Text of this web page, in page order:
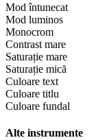
Mod întunecat
Mod luminos
Monocrom
Contrast mare
Saturație mare
Saturație mică
Culoare text
Culoare titlu
Culoare fundal
Alte instrumente